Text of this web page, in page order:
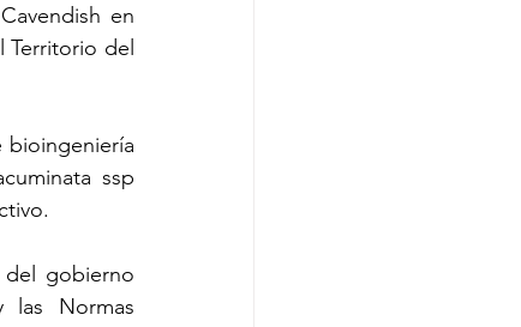
en
Territorio del
bioingeniería
ssp
del gobierno
las Normas